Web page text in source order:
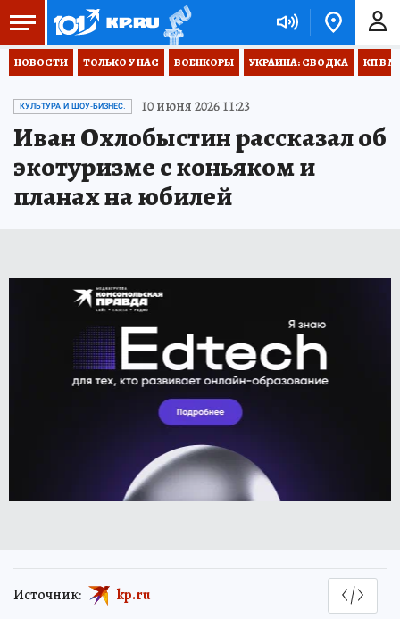
НОВОСТИ ТОЛЬКО У НАС ВОЕНКОРЫ УКРАИНА: СВОДКА КП В
КУЛЬТУРА И ШОУ-БИЗНЕС. 10 июня 2026 11:23
Иван Охлобыстин рассказал об
экотуризме с коньяком и
планах на юбилей
Источник: kp.ru